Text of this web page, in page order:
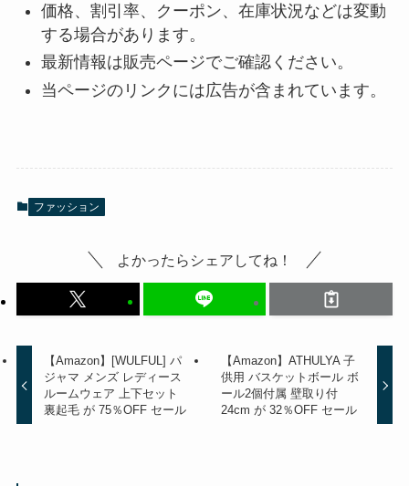
価格、割引率、クーポン、在庫状況などは変動
する場合があります。
最新情報は販売ページでご確認ください。
当ページのリンクには広告が含まれています。
ファッション
よかったらシェアしてね！
【Amazon】[WULFUL] パ
ジャマ メンズ レディース
ルームウェア 上下セット
裏起毛 が 75％OFF セール
【Amazon】ATHULYA 子
供用 バスケットボール ボ
ール2個付属 壁取り付
24cm が 32％OFF セール